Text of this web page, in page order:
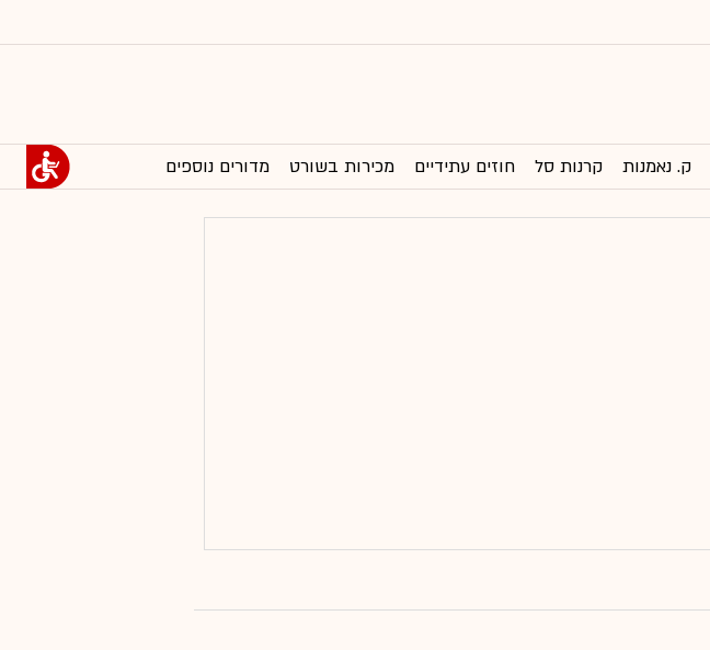
ק. נאמנות קרנות סל חוזים עתידיים מכירות בשורט מדורים נוספים